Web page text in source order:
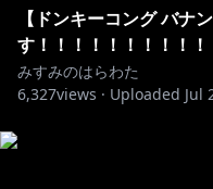
新作！！！！！！！！
うのうきん！！！！！
【ドンキーコング バ
す！！！！！！！！！！
みすみのはらわた
6,327views · Uploaded Jul